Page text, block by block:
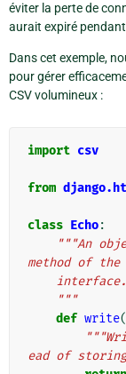
éviter la perte de
aurait expiré
Dans cet exemple,
pour gérer
CSV volumineux :
import csv
from
class Echo:
"""An
method of
    interface.
    """
def write(
ead of